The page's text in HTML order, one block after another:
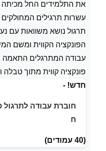
את התלמידים החל מכיתה
עשרות תרגילים המחולקים
תרגול נושא משוואות עם
הפונקציה הקווית ומשם
עבודה המתרגלים התאמה
פונקציה קווית מתוך טבלה
חדש! -
חוברת עבודה לתרגול
ח
(40 עמודים)